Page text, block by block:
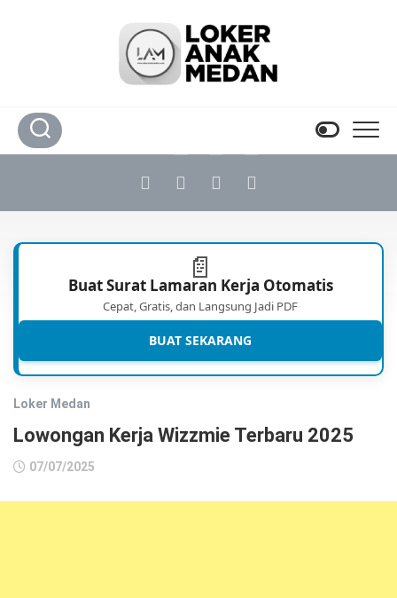
📄
Buat Surat Lamaran Kerja Otomatis
Cepat, Gratis, dan Langsung Jadi PDF
BUAT SEKARANG
Loker Medan
Lowongan Kerja Wizzmie Terbaru 2025
07/07/2025